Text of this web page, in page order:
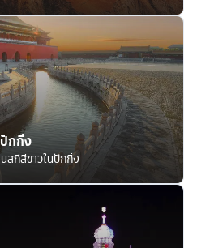
ปักกิ่ง
สกีสีขาวในปักกิ่ง